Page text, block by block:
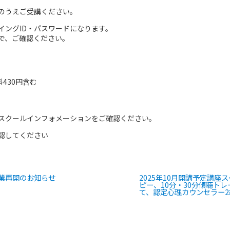
えご受講ください。
グID・パスワードになります。
ご確認ください。
430円含む
ールインフォメーションをご確認ください。
してください
再開のお知らせ 2025年10月開講予定講座
ピー、10分・30分傾聴ト
て、認定心理カウンセラー